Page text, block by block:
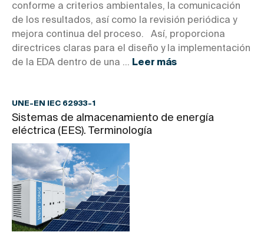
conforme a criterios ambientales, la comunicación
de los resultados, así como la revisión periódica y
mejora continua del proceso. Así, proporciona
directrices claras para el diseño y la implementación
de la EDA dentro de una ... Leer más
UNE-EN IEC 62933-1
Sistemas de almacenamiento de energía
eléctrica (EES). Terminología